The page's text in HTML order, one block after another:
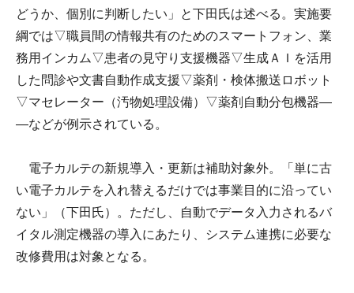
どうか、個別に判断したい」と下田氏は述べる。実施要
綱では▽職員間の情報共有のためのスマートフォン、業
務用インカム▽患者の見守り支援機器▽生成ＡＩを活用
した問診や文書自動作成支援▽薬剤・検体搬送ロボット
▽マセレーター（汚物処理設備）▽薬剤自動分包機器―
―などが例示されている。
電子カルテの新規導入・更新は補助対象外。「単に古
い電子カルテを入れ替えるだけでは事業目的に沿ってい
ない」（下田氏）。ただし、自動でデータ入力されるバ
イタル測定機器の導入にあたり、システム連携に必要な
改修費用は対象となる。